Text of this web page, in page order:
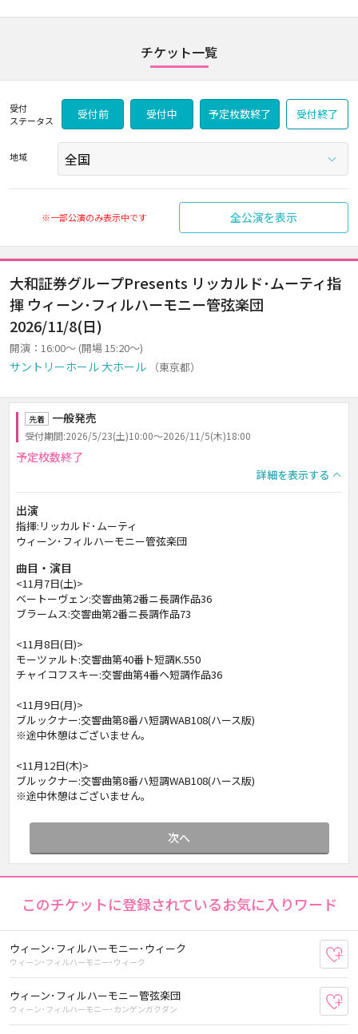
チケット一覧
受付
ステータス
受付前 受付中 予定枚数終了 受付終了
地域
※一部公演のみ表示中です 全公演を表示
大和証券グループPresents リッカルド･ムーティ指
揮 ウィーン･フィルハーモニー管弦楽団
2026/11/8(日)
開演：16:00～ (開場 15:20～)
サントリーホール 大ホール （東京都）
先着 一般発売
受付期間:2026/5/23(土)10:00～2026/11/5(木)18:00
予定枚数終了
詳細を表示する
出演
指揮:リッカルド･ムーティ
ウィーン･フィルハーモニー管弦楽団
曲目・演目
<11月7日(土)>
ベートーヴェン:交響曲第2番ニ長調作品36
ブラームス:交響曲第2番ニ長調作品73
<11月8日(日)>
モーツァルト:交響曲第40番ト短調K.550
チャイコフスキー:交響曲第4番ヘ短調作品36
<11月9日(月)>
ブルックナー:交響曲第8番ハ短調WAB108(ハース版)
※途中休憩はございません。
<11月12日(木)>
ブルックナー:交響曲第8番ハ短調WAB108(ハース版)
※途中休憩はございません。
次へ
このチケットに登録されているお気に入りワード
ウィーン･フィルハーモニー･ウィーク
ウィーン･フィルハーモニー･ウィーク
ウィーン･フィルハーモニー管弦楽団
ウィーン･フィルハーモニー･カンゲンガクダン